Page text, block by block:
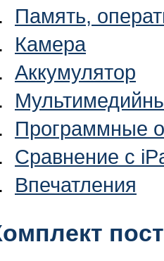
Память,
Камера
Аккумулятор
Программные
Сравнение с
Впечатления